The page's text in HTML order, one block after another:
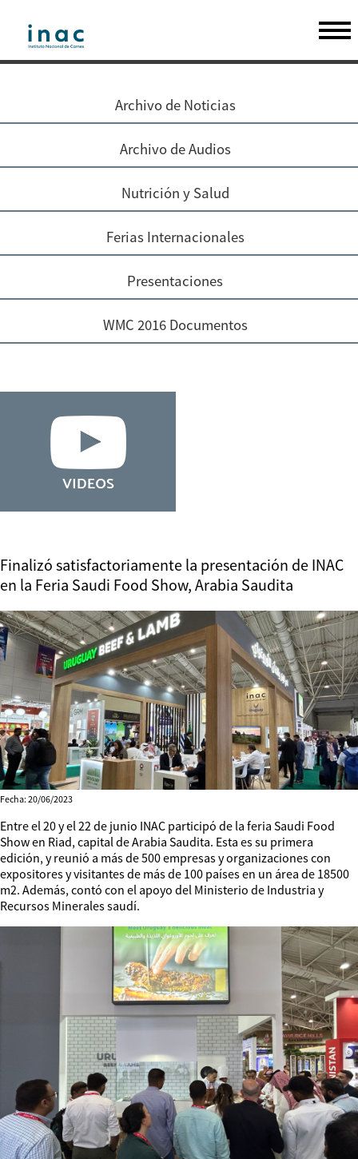
Archivo de Noticias
Archivo de Audios
Nutrición y Salud
Ferias Internacionales
Presentaciones
WMC 2016 Documentos
Finalizó satisfactoriamente la presentación de INAC
en la Feria Saudi Food Show, Arabia Saudita
Fecha: 20/06/2023
Entre el 20 y el 22 de junio INAC participó de la feria Saudi Food
Show en Riad, capital de Arabia Saudita. Esta es su primera
edición, y reunió a más de 500 empresas y organizaciones con
expositores y visitantes de más de 100 países en un área de 18500
m2. Además, contó con el apoyo del Ministerio de Industria y
Recursos Minerales saudí.